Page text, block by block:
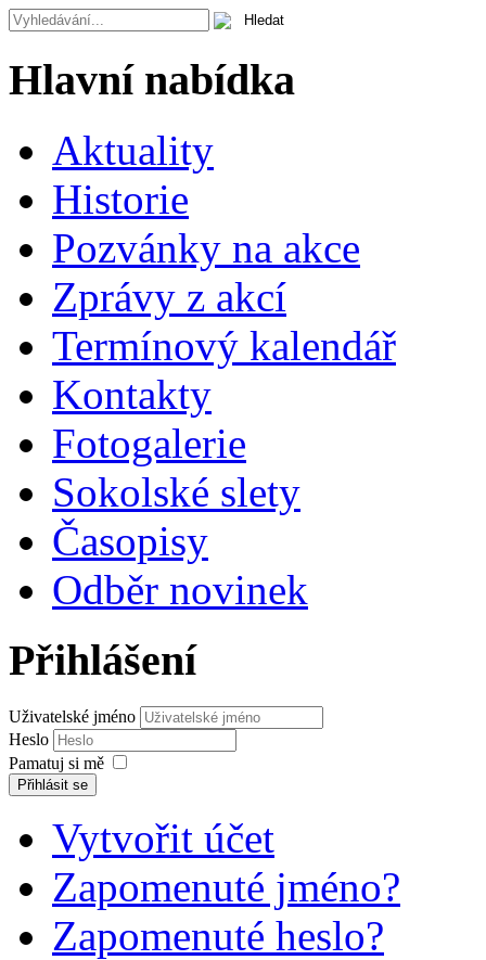
Hlavní nabídka
Aktuality
Historie
Pozvánky na akce
Zprávy z akcí
Termínový kalendář
Kontakty
Fotogalerie
Sokolské slety
Časopisy
Odběr novinek
Přihlášení
Uživatelské jméno
Heslo
Pamatuj si mě
Přihlásit se
Vytvořit účet
Zapomenuté jméno?
Zapomenuté heslo?